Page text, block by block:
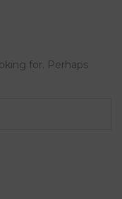
for. Perhaps